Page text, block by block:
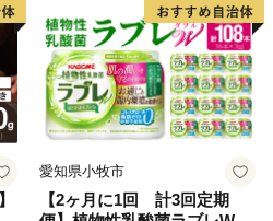
っちゅうまい）」が特産品で
してから収穫する加工用トマ
やトマトケチャップもおすす
お試しください。
愛知県小牧市
【2ヶ月に1回 計3回定期